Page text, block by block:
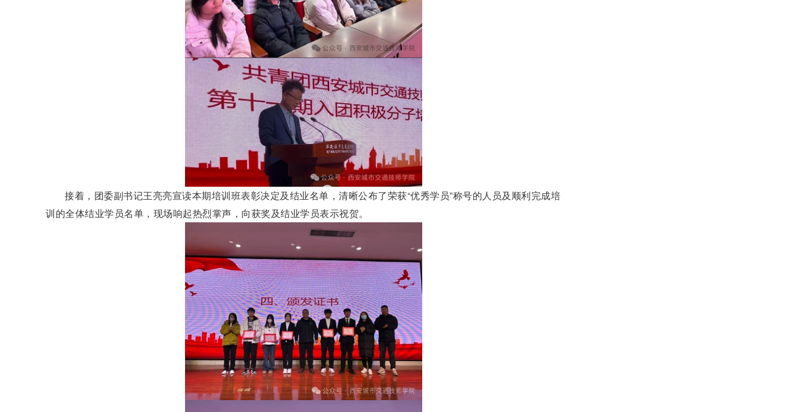
接着，团委副书记王亮亮宣读本期培训班表彰决定及结业名单，清晰公布了荣获“优秀学员”称号的人员及顺利完成培
训的全体结业学员名单，现场响起热烈掌声，向获奖及结业学员表示祝贺。